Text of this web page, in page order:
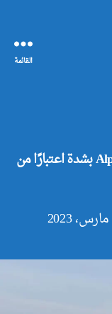
القائمة
معايير السلامة لتقييد مبيعات Alpine A110 بشدة اعتبارًا من